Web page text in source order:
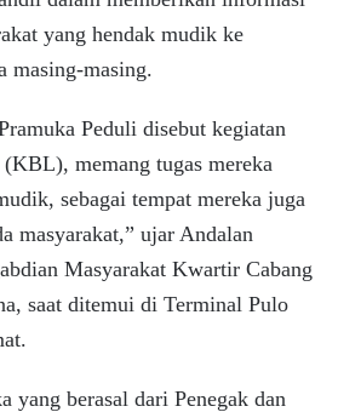
yang hendak mudik ke
masing-masing.
Peduli disebut kegiatan
memang tugas mereka
sebagai tempat mereka juga
masyarakat,” ujar Andalan
Masyarakat Kwartir Cabang
saat ditemui di Terminal Pulo
yang berasal dari Penegak dan